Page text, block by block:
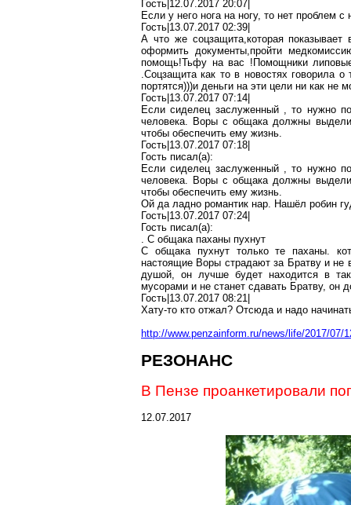
Гость|12.07.2017 20:07|
Если у него нога на ногу, то нет проблем с
Гость|13.07.2017 02:39|
А что же соцзащита,котораяпоказывает
оформитьдокументы,пройти
помощь!Тьфу на вас !Помощники
.Соцзащита как то в новостях говорила
портятся)))и деньги на эти цели ни как не
Гость|13.07.2017 07:14|
Если сиделец заслуженный, то нужно
человека. Воры собщакадолжны
чтобы обеспечить ему жизнь.
Гость|13.07.2017 07:18|
Гость писал(a):
Если сиделец заслуженный, то нужно
человека. Воры собщакадолжны
чтобы обеспечить ему жизнь.
Ой да ладно романтик нар. Нашёл робин
Гость|13.07.2017 07:24|
Гость писал(a):
. С общакапаханы пухнут
С общакапухнут только те паханы. к
настоящие Воры страдают за Братвуи не
душой, он лучше будет находится в
мусорами и не станет сдавать Братву, он
Гость|13.07.2017 08:21|
Хату-то кто отжал? Отсюда и надо
http://www.penzainform.ru/news/life/2017/
РЕЗОНАНС
В Пензе проанкетировали
12.07.2017